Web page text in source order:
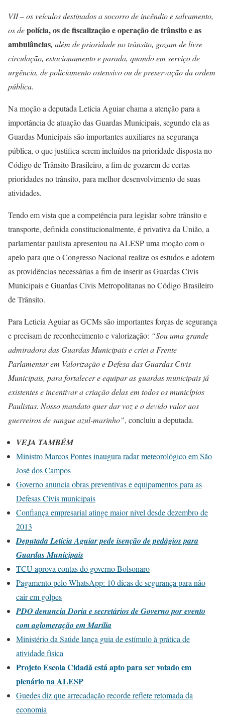
VII – os veículos destinados a socorro de incêndio e salvamento,
os depolícia, os de fiscalização e operação de trânsito e as
ambulâncias, além de prioridade no trânsito, gozam de livre
circulação, estacionamento e parada, quando em serviço de
urgência, de policiamento ostensivo ou de preservação da ordem
pública.
Na moção a deputada Leticia Aguiar chama a atenção para a
importância de atuação das Guardas Municipais, segundo ela as
Guardas Municipais são importantes auxiliares na segurança
pública, o que justifica serem incluídos na prioridade disposta no
Código de Trânsito Brasileiro, a fim de gozarem de certas
prioridades no trânsito, para melhor desenvolvimento de suas
atividades.
Tendo em vista que a competência para legislar sobre trânsito e
transporte, definida constitucionalmente, é privativa da União, a
parlamentar paulista apresentou na ALESP uma moção com o
apelo para que o Congresso Nacional realize os estudos e adotem
as providências necessárias a fim de inserir as Guardas Civis
Municipais e Guardas Civis Metropolitanas no Código Brasileiro
de Trânsito.
Para Leticia Aguiar as GCMs são importantes forças de segurança
e precisam de reconhecimento e valorização: “Sou uma grande
admiradora das Guardas Municipais e criei a Frente
Parlamentar em Valorização e Defesa das Guardas Civis
Municipais, para fortalecer e equipar as guardas municipais já
existentes e incentivar a criação delas em todos os municípios
Paulistas. Nosso mandato quer dar voz e o devido valor aos
guerreiros de sangue azul-marinho”, concluiu a deputada.
VEJA TAMBÉM
Ministro Marcos Pontes inaugura radar meteorológico em São
José dos Campos
Governo anuncia obras preventivas e equipamentos para as
Defesas Civis municipais
Confiança empresarial atinge maior nível desde dezembro de
2013
Deputada Leticia Aguiar pede isenção de pedágios para
Guardas Municipais
TCU aprova contas do governo Bolsonaro
Pagamento pelo WhatsApp: 10 dicas de segurança para não
cair em golpes
PDO denuncia Doria e secretários de Governo por evento
com aglomeração em Marília
Ministério da Saúde lança guia de estímulo à prática de
atividade física
Projeto Escola Cidadã está apto para ser votado em
plenário na ALESP
Guedes diz que arrecadação recorde reflete retomada da
economia